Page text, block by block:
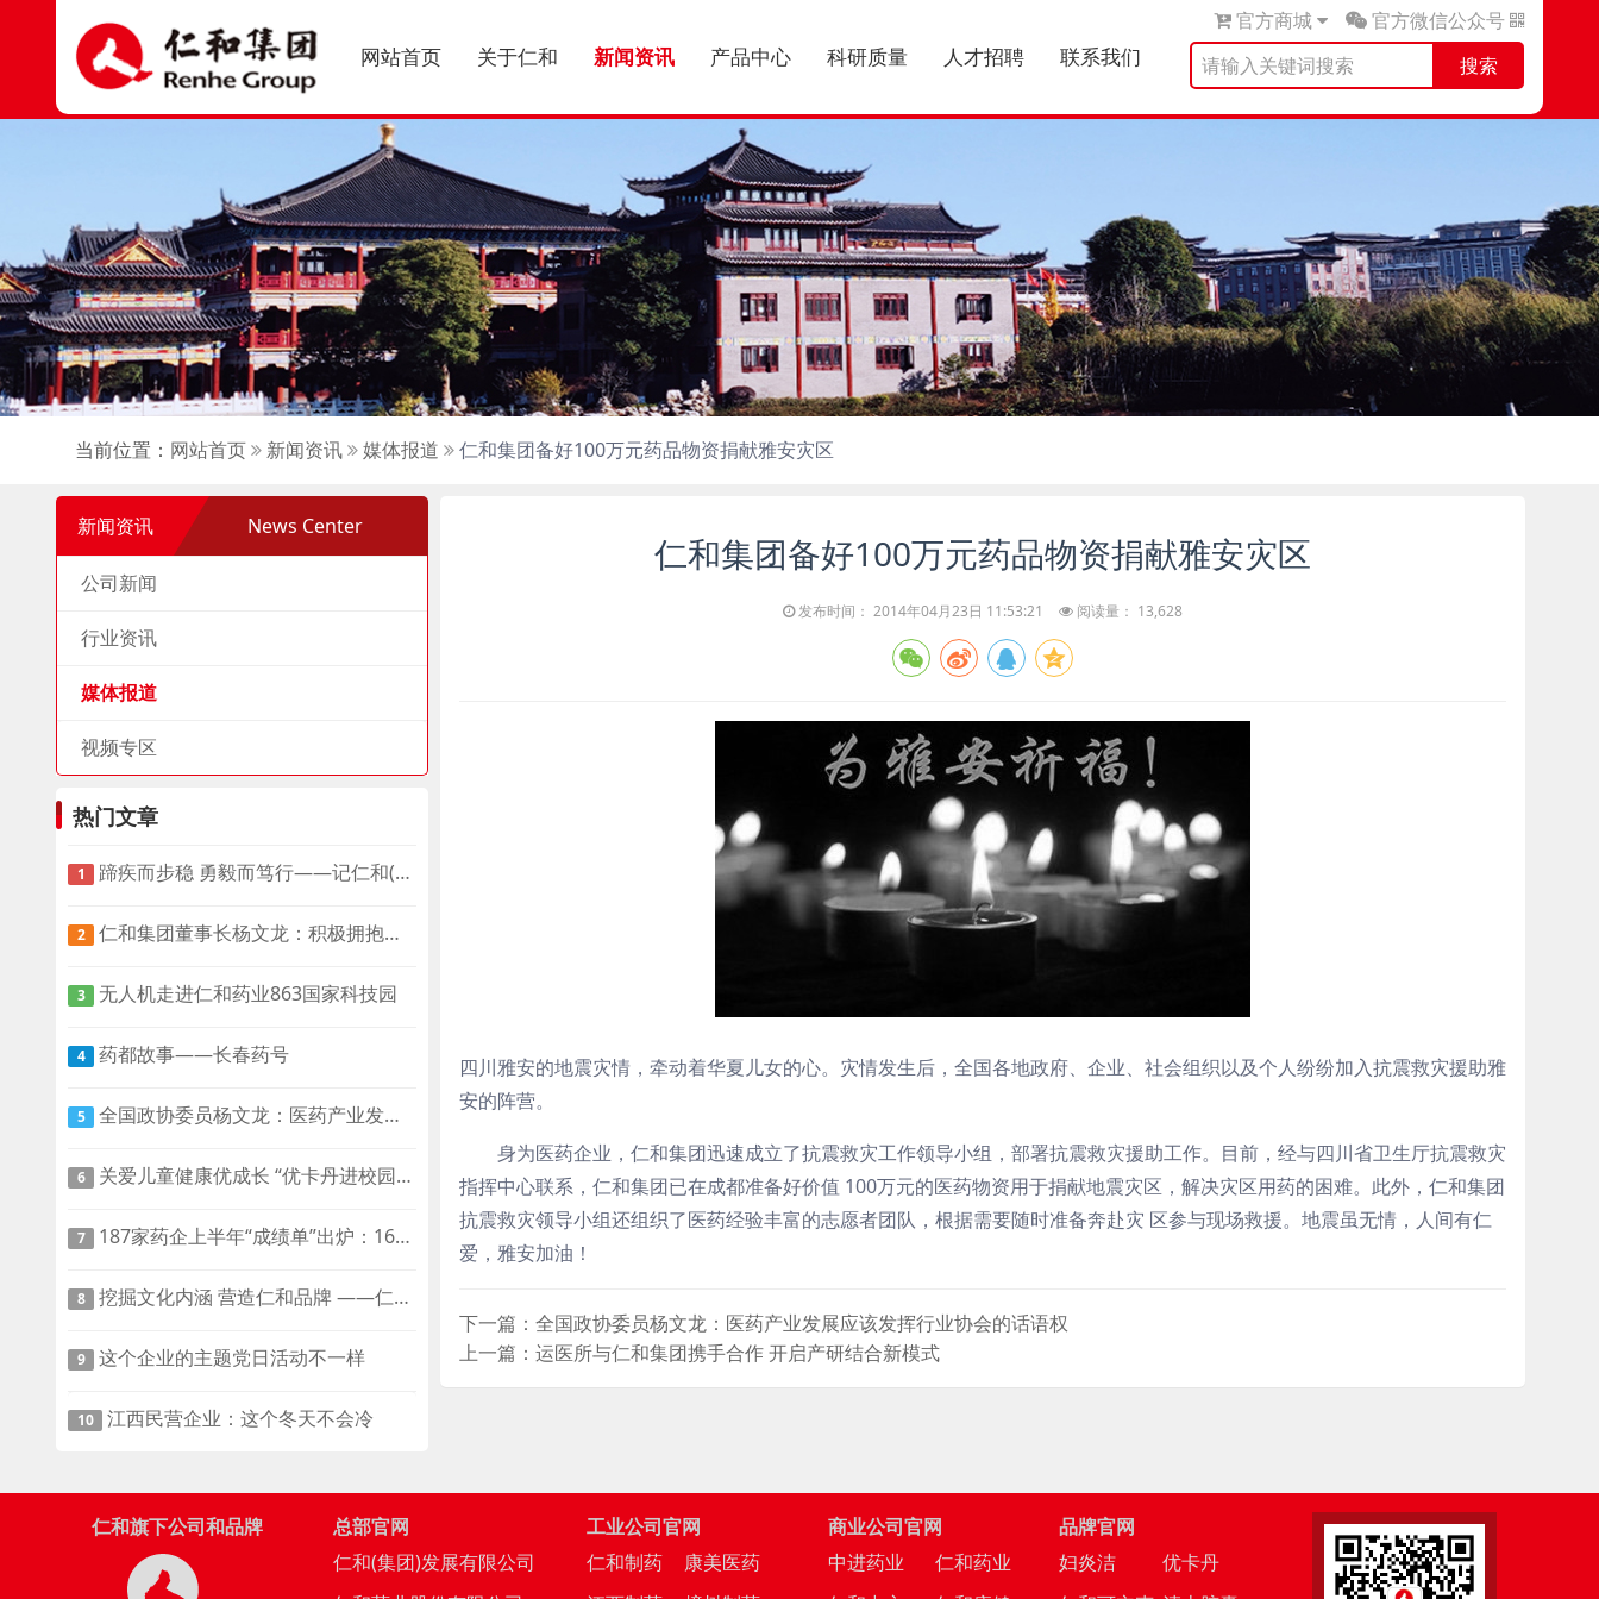
网站首页 关于仁和 新闻资讯 产品中心 科研质量 人才招聘 联系我们
官方微信公众号
官方商城
搜索
当前位置： 网站首页 新闻资讯 媒体报道 仁和集团备好100万元药品物资捐献雅安灾区
新闻资讯 News Center
公司新闻
行业资讯
媒体报道
视频专区
热门文章
1 蹄疾而步稳 勇毅而笃行——记仁和(集团)发展有限公司董事长杨文龙
2 仁和集团董事长杨文龙：积极拥抱互联网时代 助力国医国药振兴
3 无人机走进仁和药业863国家科技园
4 药都故事——长春药号
5 全国政协委员杨文龙：医药产业发展应该发挥行业协会的话语权
6 关爱儿童健康优成长 “优卡丹进校园”第二季活动启动
7 187家药企上半年“成绩单”出炉：16家净利润超5亿，“股神”巨亏近9亿
8 挖掘文化内涵 营造仁和品牌 ——仁和药科园旅游规划评审会召开
9 这个企业的主题党日活动不一样
10 江西民营企业：这个冬天不会冷
仁和集团备好100万元药品物资捐献雅安灾区
发布时间： 2014年04月23日 11:53:21 阅读量： 13,628
四川雅安的地震灾情，牵动着华夏儿女的心。灾情发生后，全国各地政府、企业、社会组织以及个人纷纷加入抗震救灾援助雅
安的阵营。
身为医药企业，仁和集团迅速成立了抗震救灾工作领导小组，部署抗震救灾援助工作。目前，经与四川省卫生厅抗震救灾
指挥中心联系，仁和集团已在成都准备好价值 100万元的医药物资用于捐献地震灾区，解决灾区用药的困难。此外，仁和集团
抗震救灾领导小组还组织了医药经验丰富的志愿者团队，根据需要随时准备奔赴灾 区参与现场救援。地震虽无情，人间有仁
爱，雅安加油！
下一篇：全国政协委员杨文龙：医药产业发展应该发挥行业协会的话语权
上一篇：运医所与仁和集团携手合作 开启产研结合新模式
仁和旗下公司和品牌
总部官网
仁和(集团)发展有限公司
工业公司官网
仁和制药
康美医药
商业公司官网
中进药业
仁和药业
品牌官网
妇炎洁
优卡丹